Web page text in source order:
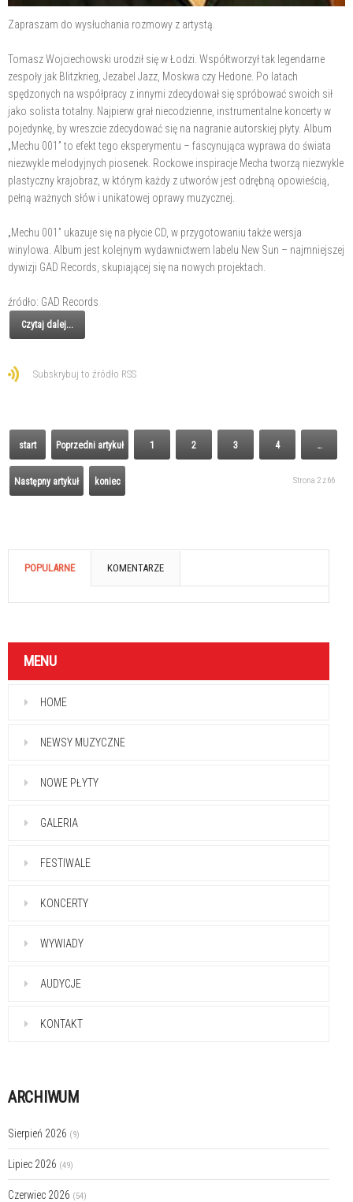
Zapraszam do wysłuchania rozmowy z artystą.
Tomasz Wojciechowski urodził się w Łodzi. Współtworzył tak legendarne
zespoły jak Blitzkrieg, Jezabel Jazz, Moskwa czy Hedone. Po latach
spędzonych na współpracy z innymi zdecydował się spróbować swoich sił
jako solista totalny. Najpierw grał niecodzienne, instrumentalne koncerty w
pojedynkę, by wreszcie zdecydować się na nagranie autorskiej płyty. Album
„Mechu 001” to efekt tego eksperymentu – fascynująca wyprawa do świata
niezwykle melodyjnych piosenek. Rockowe inspiracje Mecha tworzą niezwykle
plastyczny krajobraz, w którym każdy z utworów jest odrębną opowieścią,
pełną ważnych słów i unikatowej oprawy muzycznej.
„Mechu 001” ukazuje się na płycie CD, w przygotowaniu także wersja
winylowa. Album jest kolejnym wydawnictwem labelu New Sun – najmniejszej
dywizji GAD Records, skupiającej się na nowych projektach.
źródło: GAD Records
Czytaj dalej...
Subskrybuj to źródło RSS
start Poprzedni artykuł 1 2 3 4 …
Następny artykuł koniec Strona 2 z 66
POPULARNE KOMENTARZE
MENU
HOME
NEWSY MUZYCZNE
NOWE PŁYTY
GALERIA
FESTIWALE
KONCERTY
WYWIADY
AUDYCJE
KONTAKT
ARCHIWUM
Sierpień 2026 (9)
Lipiec 2026 (49)
Czerwiec 2026 (54)